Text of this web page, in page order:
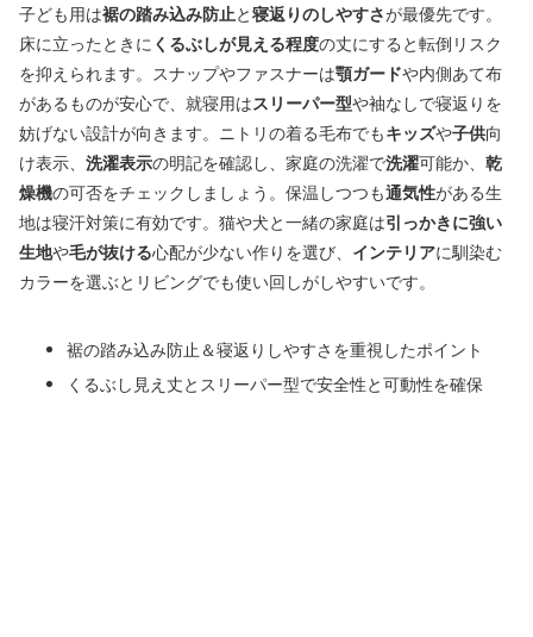
子ども用は裾の踏み込み防止と寝返りのしやすさが最優先です。
床に立ったときに くるぶしが見える程度の丈にすると転倒リスク
を抑えられます。スナップやファスナーは顎ガードや内側あて布
があるものが安心で、就寝用はスリーパー型や袖なしで寝返りを
妨げない設計が向きます。ニトリの着る毛布でもキッズや子供向
け表示、 洗濯表示の明記を確認し、家庭の洗濯で洗濯可能か、 乾
燥機の可否をチェックしましょう。保温しつつも通気性がある生
地は寝汗対策に有効です。猫や犬と一緒の家庭は引っかきに強い
生地や毛が抜ける心配が少ない作りを選び、 インテリアに馴染む
カラーを選ぶとリビングでも使い回しがしやすいです。
裾の踏み込み防止＆寝返りしやすさを重視したポイント
くるぶし見え丈とスリーパー型で安全性と可動性を確保